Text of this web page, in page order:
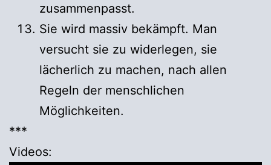
zusammenpasst.
Sie wird massiv bekämpft. Man
versucht sie zu widerlegen, sie
lächerlich zu machen, nach allen
Regeln der menschlichen
Möglichkeiten.
***
Videos: